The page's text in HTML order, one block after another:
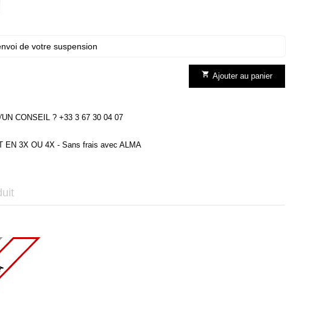
de votre suspension
 Ajouter au panier
CONSEIL ? +33 3 67 30 04 07
EN 3X OU 4X - Sans frais avec ALMA